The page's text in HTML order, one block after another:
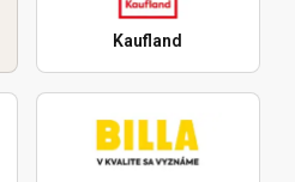
Kaufland